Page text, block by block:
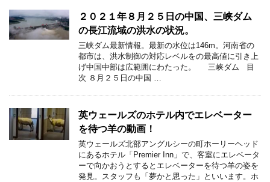
２０２１年８月２５日の中国、三峡ダム
の長江流域の洪水の状況。
三峡ダム最新情報。最新の水位は146m。河南省の
都市は、洪水制御の対応レベルをの最高値に引き上
げ中国中部は広範囲にわたった。 三峡ダム 目
次 ８月２５日の中国 …
英ウェールズのホテル内でエレベーター
を待つ羊の動画！
英ウェールズ北部アングルシーの町ホーリーヘッド
にあるホテル「Premier Inn」で、客室にエレベータ
ーで向かおうとするとエレベーターを待つ羊の姿を
発見。スタッフも「夢かと思った」といいます。ホ